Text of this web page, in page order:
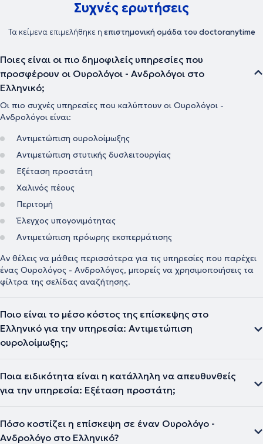
Συχνές ερωτήσεις
Τα κείμενα επιμελήθηκε η επιστημονική ομάδα του doctoranytime
Ποιες είναι οι πιο δημοφιλείς υπηρεσίες που
προσφέρουν οι Ουρολόγοι - Ανδρολόγοι στο
Ελληνικό;
Οι πιο συχνές υπηρεσίες που καλύπτουν οι Ουρολόγοι -
Ανδρολόγοι είναι:
Αντιμετώπιση ουρολοίμωξης
Αντιμετώπιση στυτικής δυσλειτουργίας
Εξέταση προστάτη
Χαλινός πέους
Περιτομή
Έλεγχος υπογονιμότητας
Αντιμετώπιση πρόωρης εκσπερμάτισης
Αν θέλεις να μάθεις περισσότερα για τις υπηρεσίες που παρέχει
ένας Ουρολόγος - Ανδρολόγος, μπορείς να χρησιμοποιήσεις τα
φίλτρα της σελίδας αναζήτησης.
Ποιο είναι το μέσο κόστος της επίσκεψης στο
Ελληνικό για την υπηρεσία: Αντιμετώπιση
ουρολοίμωξης;
Ποια ειδικότητα είναι η κατάλληλη να απευθυνθείς
για την υπηρεσία: Εξέταση προστάτη;
Πόσο κοστίζει η επίσκεψη σε έναν Ουρολόγο -
Ανδρολόγο στο Ελληνικό?